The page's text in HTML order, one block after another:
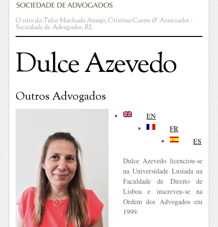
O sítio da Túlio Machado Araújo, Cristina Castro & Associados -
Sociedade de Advogados, RL
Dulce Azevedo
Outros Advogados
EN
FR
ES
Dulce Azevedo licenciou-se
na Universidade Lusíada na
Faculdade de Direito de
Lisboa e inscreveu-se na
Ordem dos Advogados em
1999.